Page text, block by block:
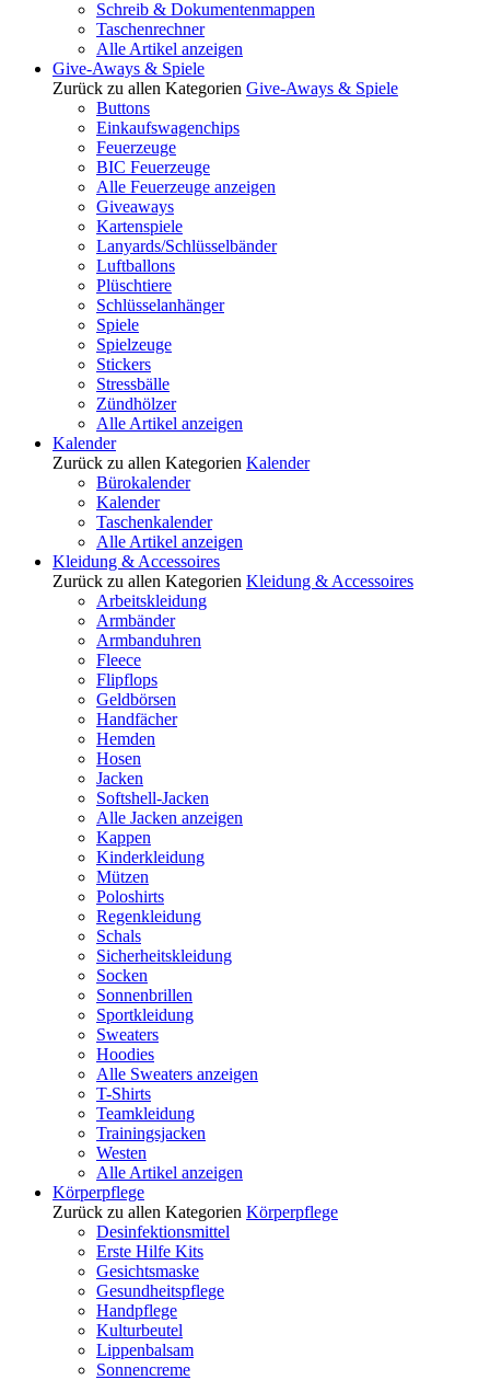
Schreib & Dokumentenmappen
Taschenrechner
Alle Artikel anzeigen
Give-Aways & Spiele
Zurück zu allen Kategorien Give-Aways & Spiele
Buttons
Einkaufswagenchips
Feuerzeuge
BIC Feuerzeuge
Alle Feuerzeuge anzeigen
Giveaways
Kartenspiele
Lanyards/Schlüsselbänder
Luftballons
Plüschtiere
Schlüsselanhänger
Spiele
Spielzeuge
Stickers
Stressbälle
Zündhölzer
Alle Artikel anzeigen
Kalender
Zurück zu allen Kategorien Kalender
Bürokalender
Kalender
Taschenkalender
Alle Artikel anzeigen
Kleidung & Accessoires
Zurück zu allen Kategorien Kleidung & Accessoires
Arbeitskleidung
Armbänder
Armbanduhren
Fleece
Flipflops
Geldbörsen
Handfächer
Hemden
Hosen
Jacken
Softshell-Jacken
Alle Jacken anzeigen
Kappen
Kinderkleidung
Mützen
Poloshirts
Regenkleidung
Schals
Sicherheitskleidung
Socken
Sonnenbrillen
Sportkleidung
Sweaters
Hoodies
Alle Sweaters anzeigen
T-Shirts
Teamkleidung
Trainingsjacken
Westen
Alle Artikel anzeigen
Körperpflege
Zurück zu allen Kategorien Körperpflege
Desinfektionsmittel
Erste Hilfe Kits
Gesichtsmaske
Gesundheitspflege
Handpflege
Kulturbeutel
Lippenbalsam
Sonnencreme